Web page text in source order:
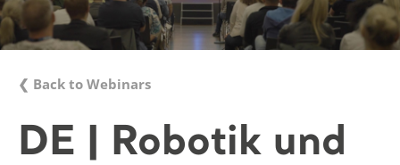
❮ Back to Webinars
DE | Robotik und